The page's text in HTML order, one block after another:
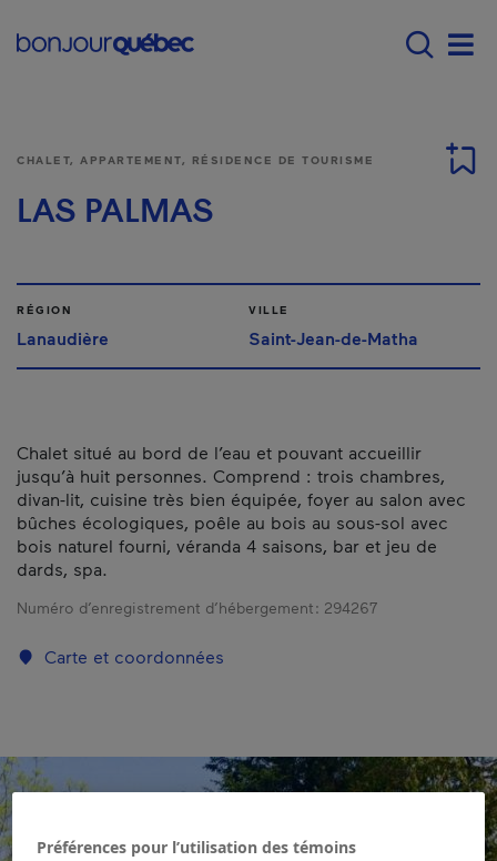
Main navigation -
CHALET, APPARTEMENT, RÉSIDENCE DE TOURISME
LAS PALMAS
RÉGION
Lanaudière
VILLE
Saint-Jean-de-Matha
Chalet situé au bord de l’eau et pouvant accueillir
jusqu’à huit personnes. Comprend : trois chambres,
divan-lit, cuisine très bien équipée, foyer au salon avec
bûches écologiques, poêle au bois au sous-sol avec
bois naturel fourni, véranda 4 saisons, bar et jeu de
dards, spa.
Numéro d’enregistrement d’hébergement : 294267
Carte et coordonnées
Préférences pour l’utilisation des témoins